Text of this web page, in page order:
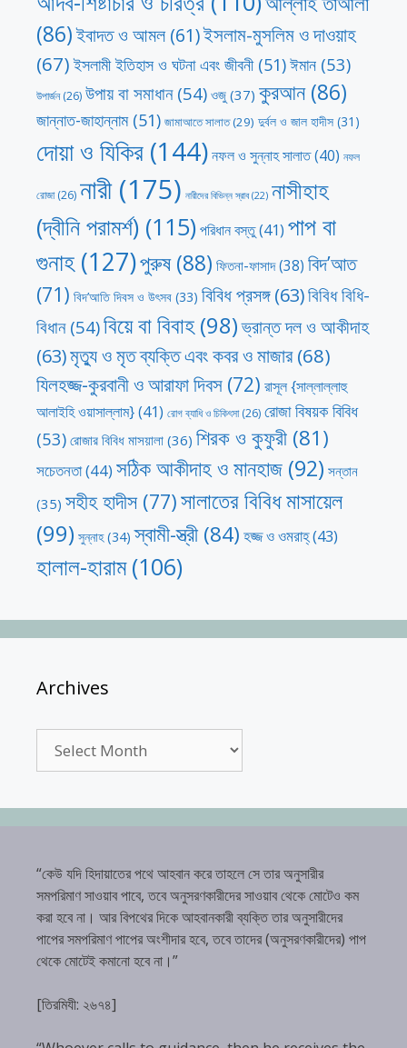
(86)ইবাদত ও আমল(61)ইসলাম-মুসলিম ও দাওয়াহ
(67) ইসলামী ইতিহাস ও ঘটনা এবং জীবনী(51)ঈমান (53)
উপার্জন(26) উপায় বা সমাধান(54) ওজু (37) কুরআন(86)
জান্নাত-জাহান্নাম(51) জামাআতে সালাত(29) দুর্বল ও জাল হাদীস (31)
দোয়া ও যিকির (144)নফল ও সুন্নাহ সালাত(40) নফল
রোজা(26) নারী(175) নারীদের বিভিন্ন স্রাব(22) নাসীহাহ
(দ্বীনি পরামর্শ) (115)পরিধান বস্তু(41) পাপ বা
গুনাহ(127)পুরুষ(88) ফিতনা-ফাসাদ(38) বিদ’আত
(71) বিদ’আতি দিবস ও উৎসব (33) বিবিধ প্রসঙ্গ(63)বিবিধ বিধি-
বিধান(54)বিয়ে বা বিবাহ (98)ভ্রান্ত দল ও আকীদাহ
(63)মৃত্যু ও মৃত ব্যক্তি এবং কবর ও মাজার(68)
যিলহজ্জ-কুরবানী ও আরাফা দিবস (72) রাসূল {সাল্লাল্লাহু
আলাইহি ওয়াসাল্লাম}(41) রোগ ব্যাধি ও চিকিৎসা(26) রোজা বিষয়ক বিবিধ
(53) রোজার বিবিধ মাসয়ালা (36) শিরক ও কুফুরী (81)
সচেতনতা(44) সঠিক আকীদাহ ও মানহাজ (92) সন্তান
(35) সহীহ হাদীস(77)সালাতের বিবিধ মাসায়েল
(99) সুন্নাহ(34) স্বামী-স্ত্রী(84) হজ্জ ও ওমরাহ্‌(43)
হালাল-হারাম(106)
Archives
“কেউ যদি হিদায়াতের পথে আহবান করে তাহলে সে তার অনুসারীর
সমপরিমাণ সাওয়াব পাবে, তবে অনুসরণকারীদের সাওয়াব থেকে মোটেও কম
করা হবে না। আর বিপথের দিকে আহবানকারী ব্যক্তি তার অনুসারীদের
পাপের সমপরিমাণ পাপের অংশীদার হবে, তবে তাদের (অনুসরণকারীদের) পাপ
থেকে মোটেই কমানো হবে না।”
[তিরমিযী: ২৬৭৪]